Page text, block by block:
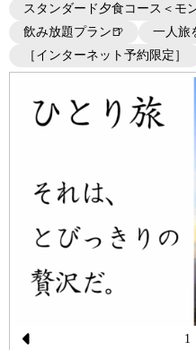
スタンダード夕食コース＜モ
飲み放題プラン🍺
一人旅
［インターネット予約限定］
1